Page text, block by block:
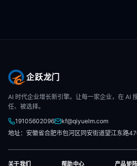
企跃龙门
AI 时代企业增长新引擎。让每一家企业，在 AI
任、被选择。
19105602096
kf@qiyuelm.com
地址：安徽省合肥市包河区同安街道望江东路
关于我们 帮助中心 产品矩阵